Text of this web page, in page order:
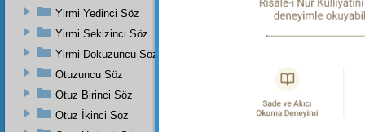
Yirmi Yedinci Söz
Yirmi Sekizinci Söz
Yirmi Dokuzuncu Söz
Otuzuncu Söz
Otuz Birinci Söz
Otuz İkinci Söz